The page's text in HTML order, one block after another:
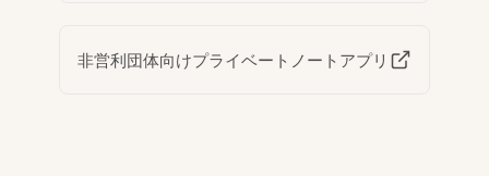
非営利団体向けプライベートノートアプリ